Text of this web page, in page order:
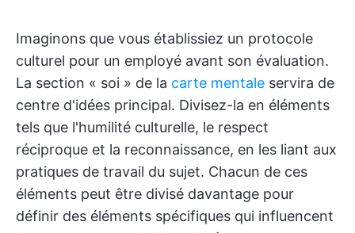
Imaginons que vous établissiez un protocole
culturel pour un employé avant son évaluation.
La section « soi » de la carte mentale servira de
centre d'idées principal. Divisez-la en éléments
tels que l'humilité culturelle, le respect
réciproque et la reconnaissance, en les liant aux
pratiques de travail du sujet. Chacun de ces
éléments peut être divisé davantage pour
définir des éléments spécifiques qui influencent